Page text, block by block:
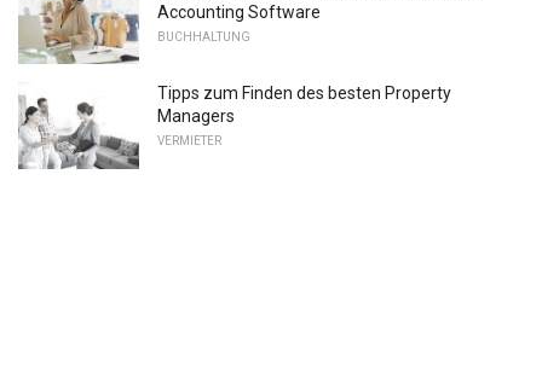
Accounting Software
BUCHHALTUNG
Tipps zum Finden des besten Property
Managers
VERMIETER